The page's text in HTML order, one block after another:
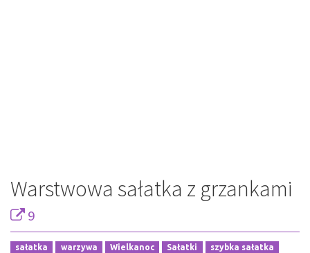
Warstwowa sałatka z grzankami
9
sałatka warzywa Wielkanoc Sałatki
szybka sałatka